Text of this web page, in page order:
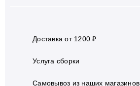
Доставка от 1200 ₽
Услуга сборки
Самовывоз из наших магазинов